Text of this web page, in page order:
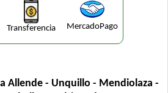
Transferencia MercadoPago
Allende - Unquillo - Mendiolaza -